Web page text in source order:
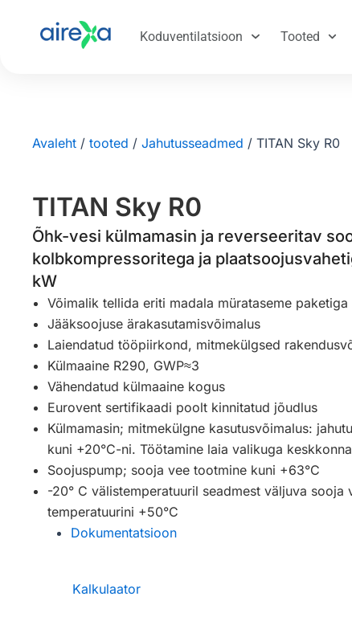
Koduventilatsioon Tooted
Avaleht / tooted / Jahutusseadmed / TITAN Sky R0
TITAN Sky R0
Õhk-vesi külmamasin ja reverseeritav
kolbkompressoritega ja
kW
Võimalik tellida eriti madala mürataseme paketiga
Jääksoojuse ärakasutamisvõimalus
Laiendatud tööpiirkond, mitmekülgsed
Külmaaine R290, GWP≈3
Vähendatud külmaaine kogus
Eurovent sertifikaadi poolt kinnitatud jõudlus
Külmamasin; mitmekülgne kasutusvõimalus:
kuni +20°C-ni. Töötamine laia valikuga
Soojuspump; sooja vee tootmine kuni +63°C
-20° C välistemperatuuril seadmest väljuva sooja
temperatuurini +50°C
Dokumentatsioon
Kalkulaator